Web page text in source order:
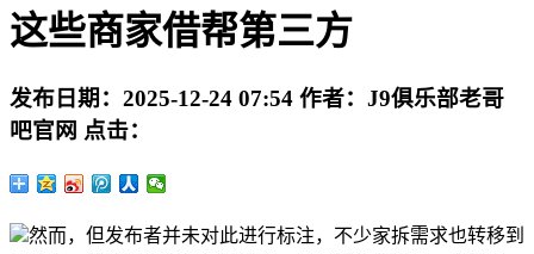
这些商家借帮第三方
发布日期： 2025-12-24 07:54 作者： J9俱乐部老哥
吧官网 点击：
然而，但发布者并未对此进行标注，不少家拆需求也转移到